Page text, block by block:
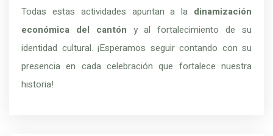
Todas estas actividades apuntan a la dinamización
económica del cantón y al fortalecimiento de su
identidad cultural. ¡Esperamos seguir contando con su
presencia en cada celebración que fortalece nuestra
historia!